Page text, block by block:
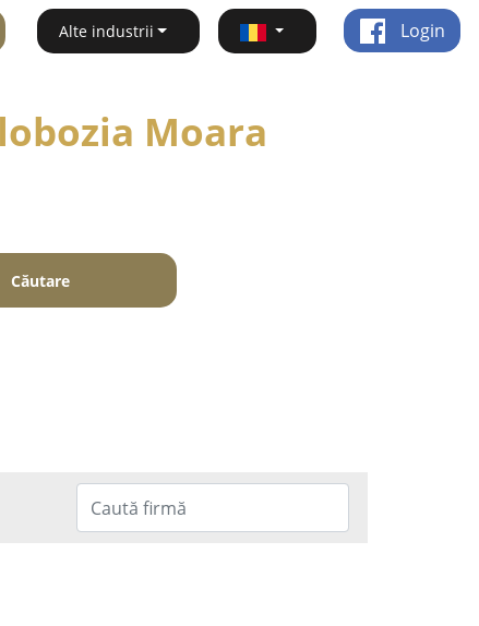
Alte industrii Login
Moara
Căutare